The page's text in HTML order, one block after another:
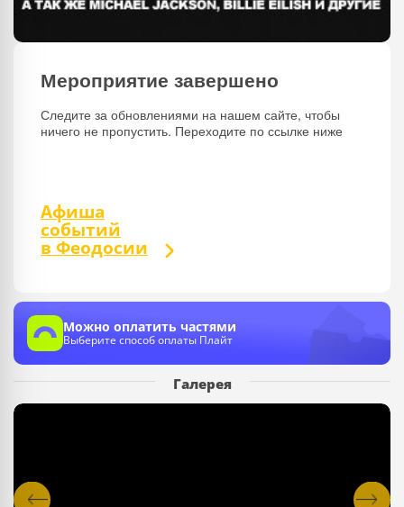
Мероприятие завершено
Следите за обновлениями на нашем сайте, чтобы
ничего не пропустить. Переходите по ссылке ниже
Афиша
событий
в Феодосии
Можно оплатить частями
Выберите способ оплаты Плайт
Галерея